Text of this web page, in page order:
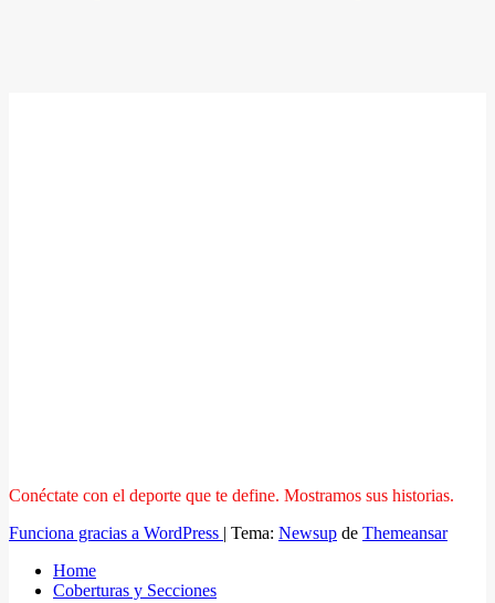
Conéctate con el deporte que te define. Mostramos sus historias.
Funciona gracias a WordPress | Tema: Newsup de Themeansar
Home
Coberturas y Secciones